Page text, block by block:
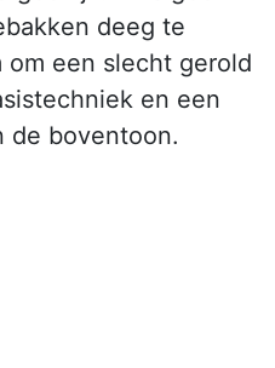
deeg te
een slecht gerold
en een
de boventoon.